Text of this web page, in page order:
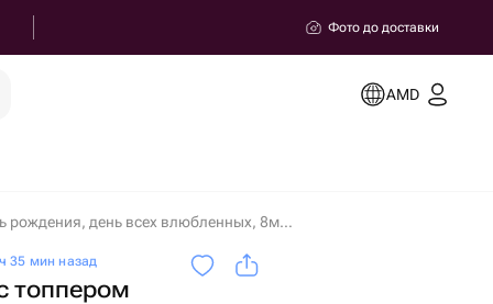
Фото до доставки
AMD
Торт к кружке с топпером love на день рождения, день всех влюбленных, 8мара в Ереване
35 мин назад
топпером